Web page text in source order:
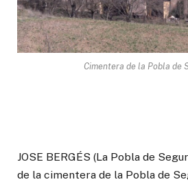
Cimentera de la Pobla de
JOSE BERGÉS (La Pobla de
de la cimentera de la Pobla de